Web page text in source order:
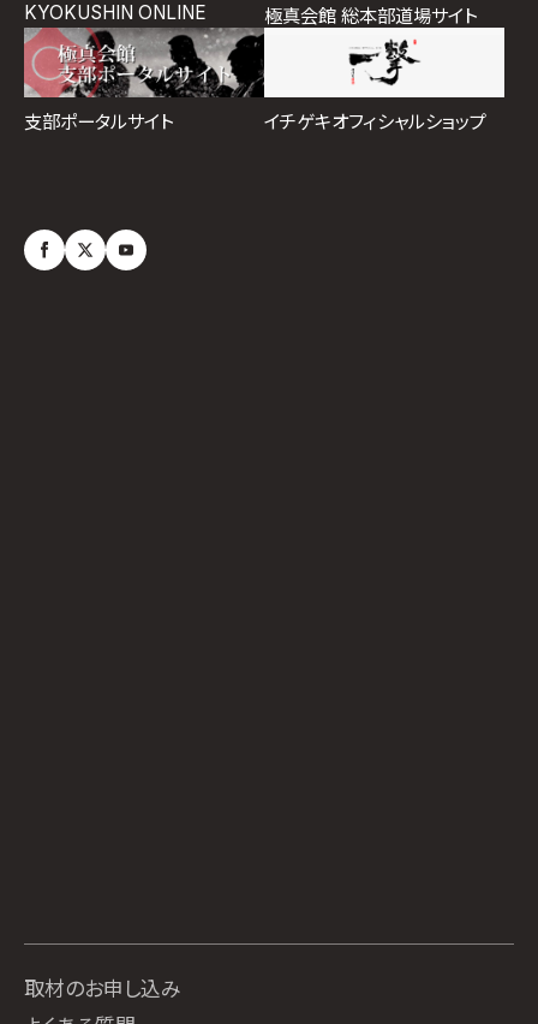
KYOKUSHIN ONLINE 極真会館 総本部道場サイト
支部ポータルサイト イチゲキオフィシャルショップ
取材のお申し込み